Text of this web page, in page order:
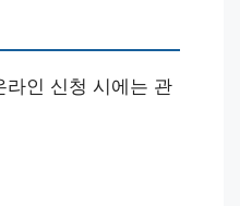
라인 신청 시에는 관